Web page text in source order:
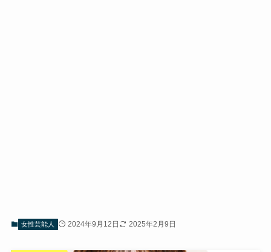
女性芸能人 2024年9月12日 2025年2月9日